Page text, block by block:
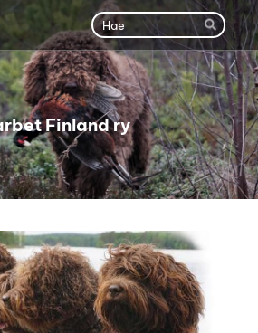
Haku
Hae
Finland ry